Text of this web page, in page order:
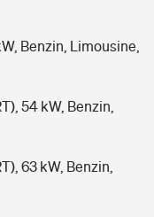
Benzin, Limousine,
54 kW, Benzin,
63 kW, Benzin,